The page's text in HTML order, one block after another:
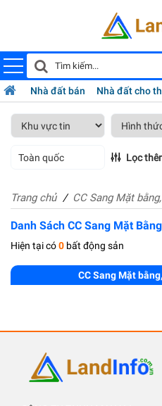
Nhà đất bán Nhà đất cho
Toàn quốc Lọc
Trang chủ CC Sang Mặt
Danh Sách CC Sang Mặt
Hiện tại có0 bất động sản
CC Sang Mặt